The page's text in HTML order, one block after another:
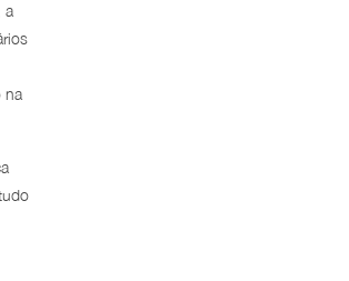
a
na